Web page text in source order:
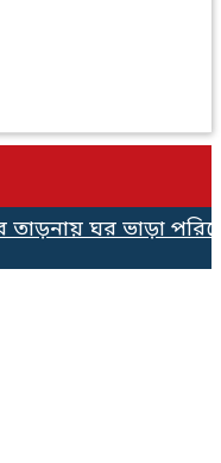
ঘর ভাড়া পরিশোধে